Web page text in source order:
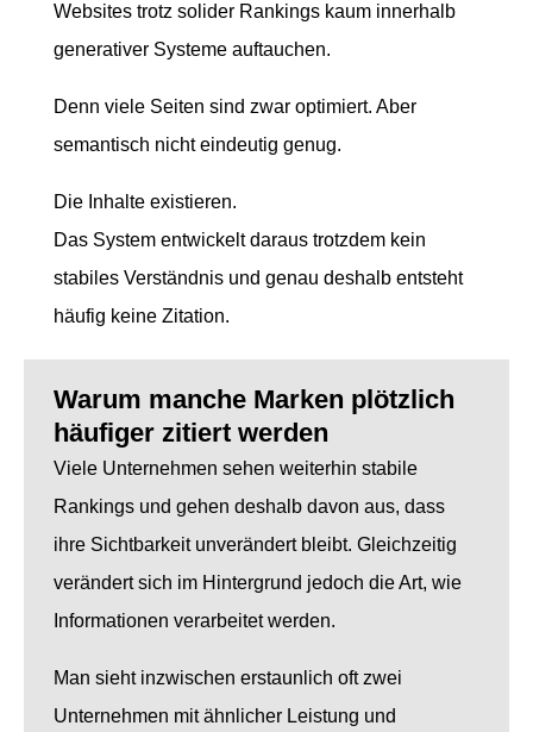
Websites trotz solider Rankings kaum innerhalb
generativer Systeme auftauchen.
Denn viele Seiten sind zwar optimiert. Aber
semantisch nicht eindeutig genug.
Die Inhalte existieren.
Das System entwickelt daraus trotzdem kein
stabiles Verständnis und genau deshalb entsteht
häufig keine Zitation.
Warum manche Marken plötzlich
häufiger zitiert werden
Viele Unternehmen sehen weiterhin stabile
Rankings und gehen deshalb davon aus, dass
ihre Sichtbarkeit unverändert bleibt. Gleichzeitig
verändert sich im Hintergrund jedoch die Art, wie
Informationen verarbeitet werden.
Man sieht inzwischen erstaunlich oft zwei
Unternehmen mit ähnlicher Leistung und